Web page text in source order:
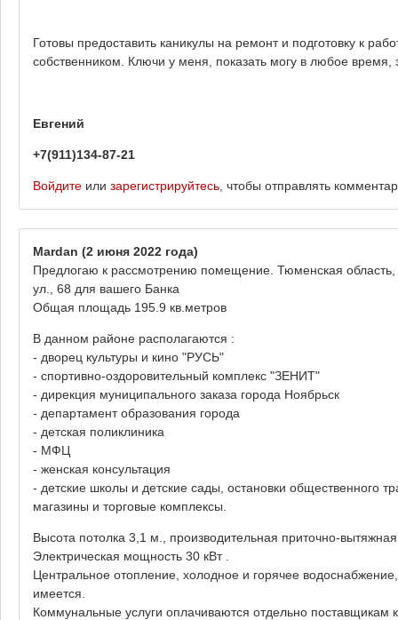
Готовы предоставить каникулы на ремонт и подготовку к
собственником. Ключи у меня, показать могу в любое время,
Евгений
+7(911)134-87-21
Войдите или зарегистрируйтесь , чтобы отправлять
Mardan (2 июня 2022 года)
Предлогаю к рассмотрению помещение. Тюменская
ул., 68 для вашего Банка
Общая площадь 195.9 кв.метров
В данном районе располагаются :
- дворец культуры и кино "РУСЬ"
- спортивно-оздоровительный комплекс "ЗЕНИТ"
- дирекция муниципального заказа города Ноябрьск
- департамент образования города
- детская поликлиника
- МФЦ
- женская консультация
- детские школы и детские сады, остановки общественного
магазины и торговые комплексы.
Высота потолка 3,1 м., производительная приточно-
Электрическая мощность 30 кВт .
Центральное отопление, холодное и горячее
имеется.
Коммунальные услуги оплачиваются отдельно